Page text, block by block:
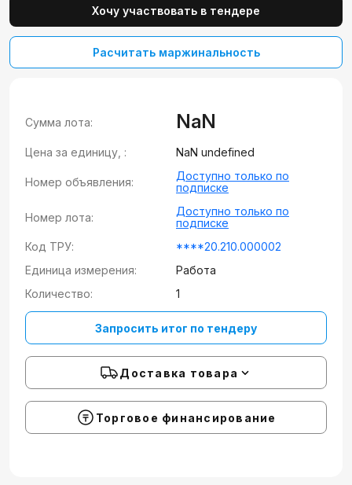
Хочу участвовать в тендере
Расчитать маржинальность
Сумма лота: NaN
Цена за единицу, : NaN undefined
Номер объявления:
Доступно только по
подписке
Номер лота:
Доступно только по
подписке
Код ТРУ:
****20.210.000002
Единица измерения:
Работа
Количество:
1
Запросить итог по тендеру
Доставка товара
Торговое финансирование